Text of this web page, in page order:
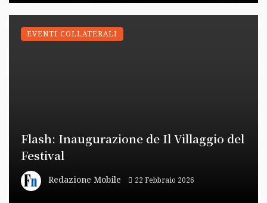
Flash: Inaugurazione de Il Villaggio del
Festival
Redazione Mobile 22 Febbraio 2026
EVENTI COLLATERALI